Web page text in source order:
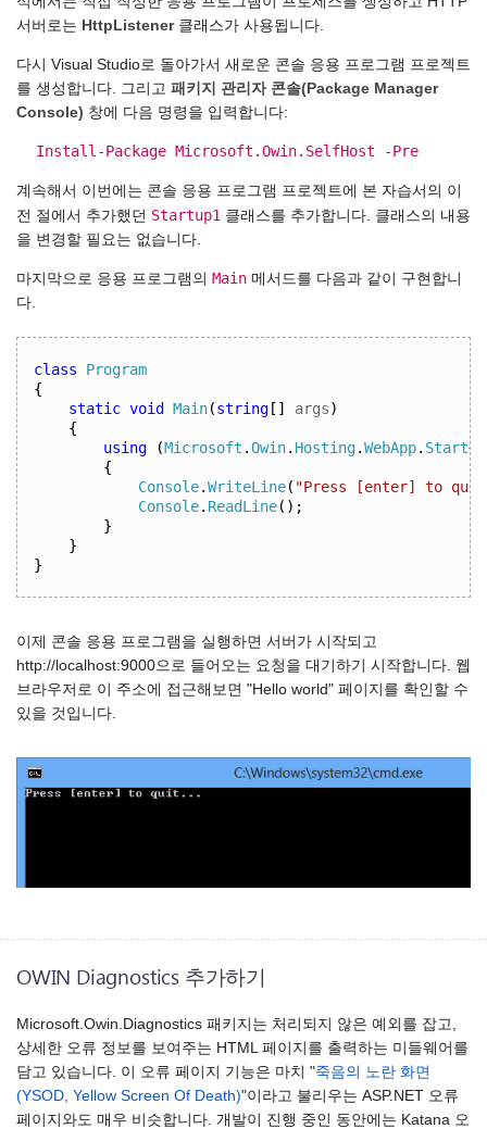
서버로는 HttpListener클래스가 사용됩니다.
다시 Visual Studio로 돌아가서 새로운 콘솔 응용 프로그램 프로젝트
를 생성합니다. 그리고 패키지 관리자 콘솔(Package Manager
Console) 창에 다음 명령을 입력합니다:
Install-Package Microsoft.Owin.SelfHost -Pre
계속해서 이번에는 콘솔 응용 프로그램 프로젝트에 본 자습서의 이
전 절에서 추가했던 Startup1 클래스를 추가합니다. 클래스의 내용
을 변경할 필요는 없습니다.
마지막으로 응용 프로그램의 Main 메서드를 다음과 같이 구현합니
다.
class
Program
{
static void Main(string [] args)
{
using
(Microsoft .Owin. Hosting.WebApp. Start<
{
Console.WriteLine( "Press [enter] to
Console. ReadLine();
}
}
}
이제 콘솔 응용 프로그램을 실행하면 서버가 시작되고
http://localhost:9000으로 들어오는 요청을 대기하기 시작합니다. 웹
브라우저로 이 주소에 접근해보면 "Hello world" 페이지를 확인할 수
있을 것입니다.
OWIN Diagnostics 추가하기
Microsoft.Owin.Diagnostics 패키지는 처리되지 않은 예외를 잡고,
상세한 오류 정보를 보여주는 HTML 페이지를 출력하는 미들웨어를
담고 있습니다. 이 오류 페이지 기능은 마치 "죽음의 노란 화면
(YSOD, Yellow Screen Of Death)"이라고 불리우는 ASP.NET 오류
페이지와도 매우 비슷합니다. 개발이 진행 중인 동안에는 Katana 오